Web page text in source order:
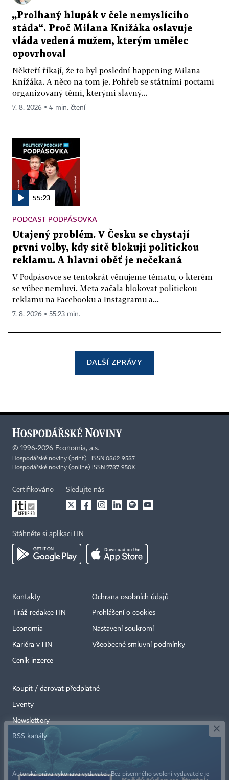
„Prolhaný hlupák v čele nemyslícího
stáda“. Proč Milana Knížáka oslavuje
vláda vedená mužem, kterým umělec
opovrhoval
Někteří říkají, že to byl poslední happening Milana
Knížáka. A něco na tom je. Pohřeb se státními poctami
organizovaný těmi, kterými slavný...
7. 8. 2026 ▪ 4 min. čtení
55:23
PODCAST PODPÁSOVKA
Utajený problém. V Česku se chystají
první volby, kdy sítě blokují politickou
reklamu. A hlavní oběť je nečekaná
V Podpásovce se tentokrát věnujeme tématu, o kterém
se vůbec nemluví. Meta začala blokovat politickou
reklamu na Facebooku a Instagramu a...
7. 8. 2026 ▪ 55:23 min.
DALŠÍ ZPRÁVY
© 1996-2026 Economia, a.s.
Hospodářské noviny (print) ISSN 0862-9587
Hospodářské noviny (online) ISSN 2787-950X
Certifikováno Sledujte nás
Stáhněte si aplikaci HN
Kontakty
Tiráž redakce HN
Economia
Kariéra v HN
Ceník inzerce
Ochrana osobních údajů
Prohlášení o cookies
Nastavení soukromí
Všeobecné smluvní podmínky
Koupit / darovat předplatné
Eventy
Newslettery
RSS kanály
Autorská práva vykonává vydavatel. Bez písemného svolení vydavatele je